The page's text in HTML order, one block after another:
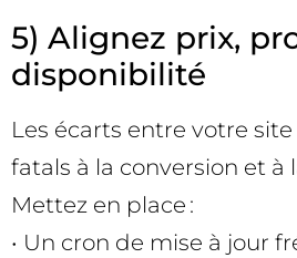
5) Alignez prix,
disponibilité
Les écarts entre votre
fatals à la conversion et à
Mettez en place :
• Un cron de mise à jour